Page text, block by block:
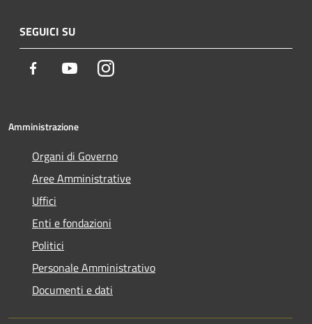
SEGUICI SU
Facebook YoutubeInstagram
Amministrazione
Organi di Governo
Aree Amministrative
Uffici
Enti e fondazioni
Politici
Personale Amministrativo
Documenti e dati